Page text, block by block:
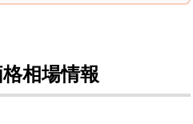
相場情報